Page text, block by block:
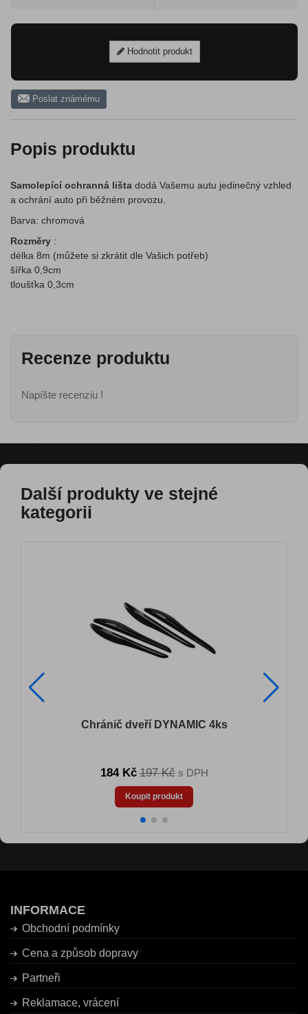
Hodnotit produkt
Poslat známému
Popis produktu
Samolepící ochranná lišta dodá Vašemu autu jedinečný vzhled
a ochrání auto při běžném provozu.
Barva: chromová
Rozměry :
délka 8m (můžete si zkrátit dle Vašich potřeb)
šířka 0,9cm
tloušťka 0,3cm
Recenze produktu
Napíšte recenziu !
Další produkty ve stejné
kategorii
Chránič dveří DYNAMIC 4ks
184 Kč 197 Kčs DPH
Koupit produkt
INFORMACE
Obchodní podmínky
Cena a způsob dopravy
Partneři
Reklamace, vrácení